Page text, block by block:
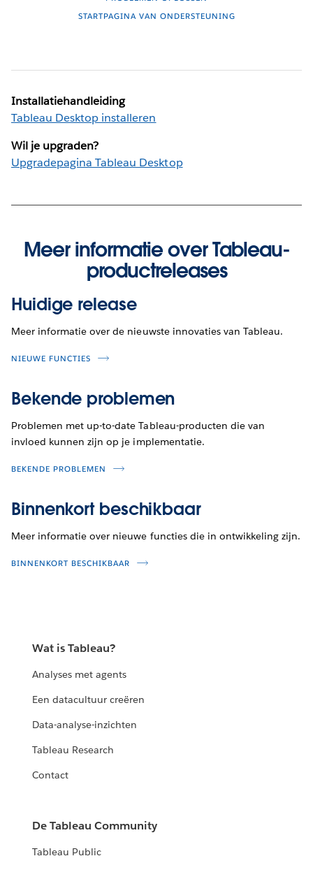
STARTPAGINA VAN ONDERSTEUNING
Installatiehandleiding
Tableau Desktop installeren
Wil je upgraden?
Upgradepagina Tableau Desktop
Meer informatie over Tableau-
productreleases
Huidige release
Meer informatie over de nieuwste innovaties van Tableau.
NIEUWE FUNCTIES
Bekende problemen
Problemen met up-to-date Tableau-producten die van
invloed kunnen zijn op je implementatie.
BEKENDE PROBLEMEN
Binnenkort beschikbaar
Meer informatie over nieuwe functies die in ontwikkeling zijn.
BINNENKORT BESCHIKBAAR
Wat is Tableau?
Analyses met agents
Een datacultuur creëren
Data-analyse-inzichten
Tableau Research
Contact
De Tableau Community
Tableau Public